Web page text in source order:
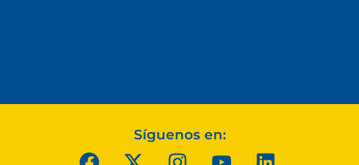
Síguenos en: